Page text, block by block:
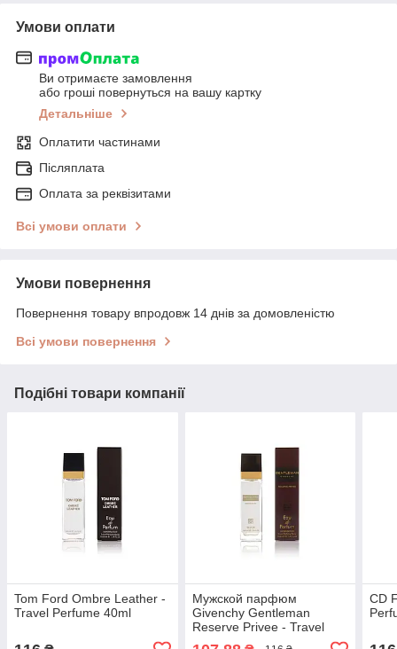
Умови оплати
Ви отримаєте замовлення
або гроші повернуться на вашу картку
Детальніше
Оплатити частинами
Післяплата
Оплата за реквізитами
Всі умови оплати
Умови повернення
Повернення товару впродовж 14 днів за домовленістю
Всі умови повернення
Подібні товари компанії
Tom Ford Ombre Leather -
Travel Perfume 40ml
Мужской парфюм
Givenchy Gentleman
Reserve Privee - Travel
CD